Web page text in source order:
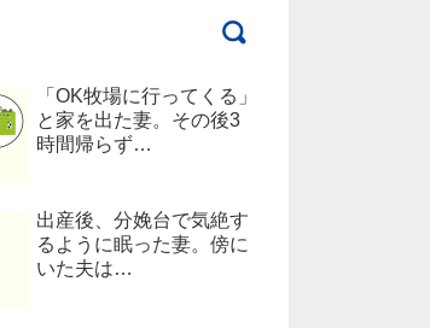
「OK牧場に行ってくる」
と家を出た妻。その後3
時間帰らず…
出産後、分娩台で気絶す
るように眠った妻。傍に
いた夫は…